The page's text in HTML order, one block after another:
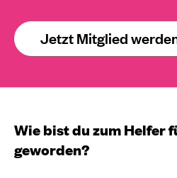
Jetzt Mitglied
Wie bist du zum Helfer
geworden?